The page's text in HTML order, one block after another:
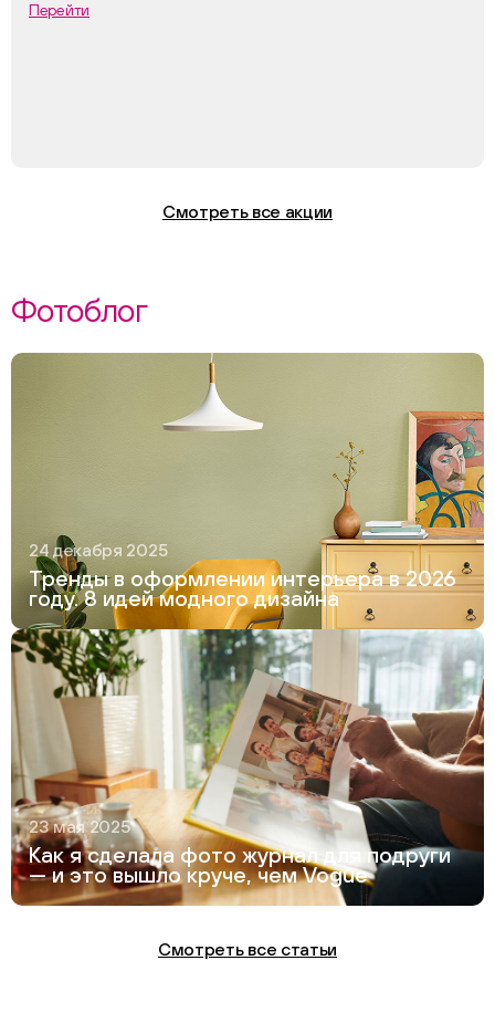
Перейти
Смотреть все акции
Фотоблог
24 декабря 2025
Тренды в оформлении интерьера в 2026
году. 8 идей модного дизайна
23 мая 2025
Как я сделала фото журнал для подруги
— и это вышло круче, чем Vogue
Смотреть все статьи